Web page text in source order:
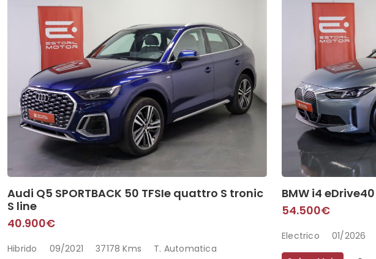
Audi Q5 SPORTBACK 50 TFSIe quattro S tronic
S line
40.900€
Hibrido 09/2021 37178 Kms T. Automatica
BMW i4 eDrive40
54.500€
Electrico 01/2026